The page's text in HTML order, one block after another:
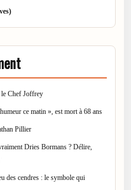
le Chef Joffrey
ce matin », est mort à 68 ans
Pillier
Dries Bormans ? Délire,
des cendres : le symbole qui